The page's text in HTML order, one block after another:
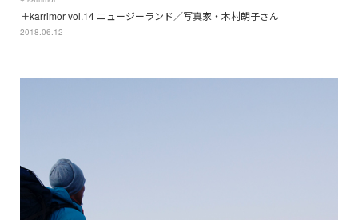
＋karrimor vol.14 ニュージーランド／写真家・木村朗子さん
2018.06.12